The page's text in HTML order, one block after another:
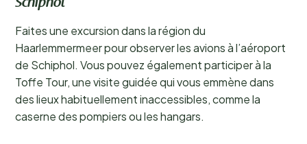
Schiphol
Faites une excursion dans la région du
Haarlemmermeer pour observer les avions à l’aéroport
de Schiphol. Vous pouvez également participer à la
Toffe Tour, une visite guidée qui vous emmène dans
des lieux habituellement inaccessibles, comme la
caserne des pompiers ou les hangars.